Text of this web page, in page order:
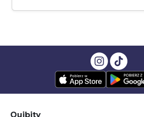
Quibity